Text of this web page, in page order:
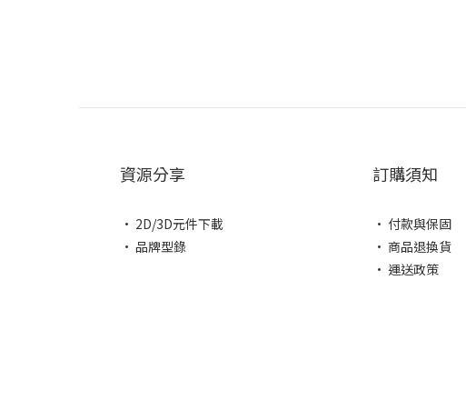
資源分享
• 2D/3D元件下載
• 品牌型錄
訂購須知
• 付款與保固
• 商品退換貨
• 運送政策